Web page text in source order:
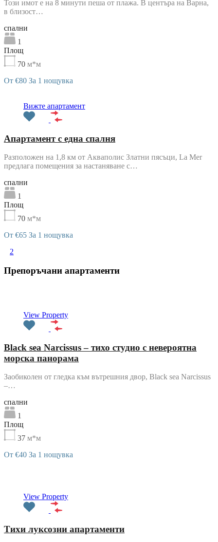
Този имот е на 8 минути пеша от плажа. В центъра на Варна,
в близост…
cпални
1
Площ
70 м*м
От €80 За 1 нощувка
Вижте апартамент
Апартамент с една спалня
Разположен на 1,8 км от Акваполис Златни пясъци, La Mer
предлага помещения за настаняване с…
cпални
1
Площ
70 м*м
От €65 За 1 нощувка
2
Препоръчани апартаменти
View Property
Black sea Narcissus – тихо студио с невероятна
морска панорама
Заобиколен от гледка към вътрешния двор, Black sea Narcissus
–…
cпални
1
Площ
37 м*м
От €40 За 1 нощувка
View Property
Тихи луксозни апартаменти